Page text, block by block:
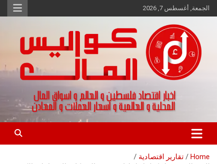
Skip
to
الجمعة, أغسطس 7, 2026
كواليس المال
اخبار اقتصاد فلسطين و العالم و تقارير اسواق المال و العملات
Home
تقارير اقتصادية